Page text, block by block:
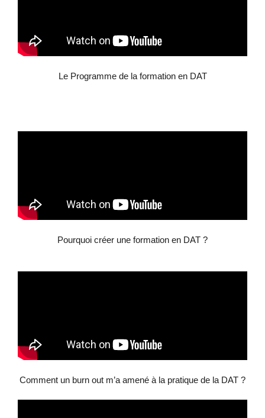
Le Programme de la formation en DAT
Pourquoi créer une formation en DAT ?
Comment un burn out m’a amené à la pratique de la DAT ?